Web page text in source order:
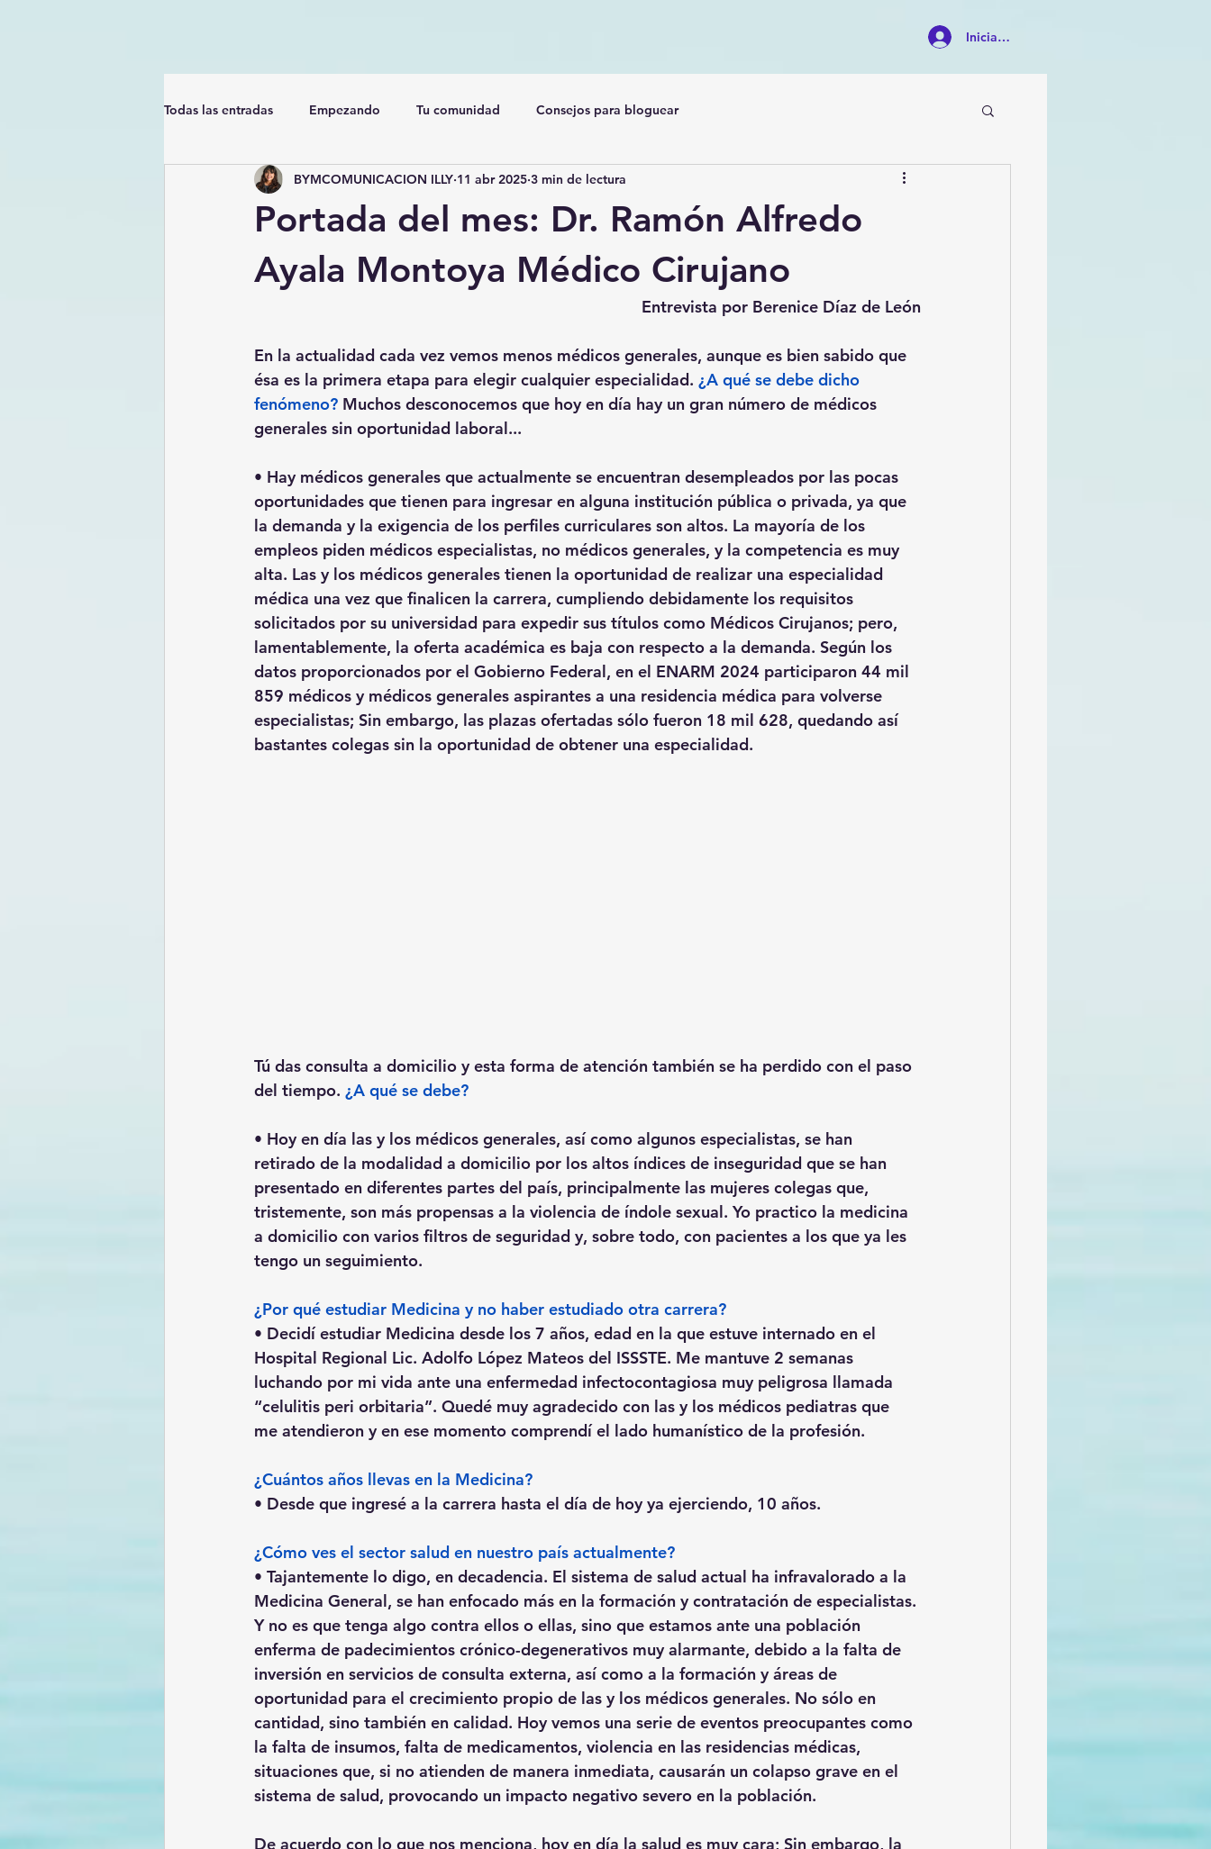
Iniciar sesión
Todas las entradas Empezando Tu comunidad Consejos para bloguear
Portada del mes: Dr. Ramón Alfredo
Ayala Montoya Médico Cirujano
BYMCOMUNICACION ILLY 11 abr 2025 3 min de lectura
Entrevista por Berenice Díaz de León
En la actualidad cada vez vemos menos médicos generales, aunque es bien sabido que
ésa es la primera etapa para elegir cualquier especialidad. ¿A qué se debe dicho
fenómeno? Muchos desconocemos que hoy en día hay un gran número de médicos
generales sin oportunidad laboral...
• Hay médicos generales que actualmente se encuentran desempleados por las pocas
oportunidades que tienen para ingresar en alguna institución pública o privada, ya que
la demanda y la exigencia de los perfiles curriculares son altos. La mayoría de los
empleos piden médicos especialistas, no médicos generales, y la competencia es muy
alta. Las y los médicos generales tienen la oportunidad de realizar una especialidad
médica una vez que finalicen la carrera, cumpliendo debidamente los requisitos
solicitados por su universidad para expedir sus títulos como Médicos Cirujanos; pero,
lamentablemente, la oferta académica es baja con respecto a la demanda. Según los
datos proporcionados por el Gobierno Federal, en el ENARM 2024 participaron 44 mil
859 médicos y médicos generales aspirantes a una residencia médica para volverse
especialistas; Sin embargo, las plazas ofertadas sólo fueron 18 mil 628, quedando así
bastantes colegas sin la oportunidad de obtener una especialidad.
Tú das consulta a domicilio y esta forma de atención también se ha perdido con el paso
del tiempo. ¿A qué se debe?
• Hoy en día las y los médicos generales, así como algunos especialistas, se han
retirado de la modalidad a domicilio por los altos índices de inseguridad que se han
presentado en diferentes partes del país, principalmente las mujeres colegas que,
tristemente, son más propensas a la violencia de índole sexual. Yo practico la medicina
a domicilio con varios filtros de seguridad y, sobre todo, con pacientes a los que ya les
tengo un seguimiento.
¿Por qué estudiar Medicina y no haber estudiado otra carrera?
• Decidí estudiar Medicina desde los 7 años, edad en la que estuve internado en el
Hospital Regional Lic. Adolfo López Mateos del ISSSTE. Me mantuve 2 semanas
luchando por mi vida ante una enfermedad infectocontagiosa muy peligrosa llamada
“celulitis peri orbitaria”. Quedé muy agradecido con las y los médicos pediatras que
me atendieron y en ese momento comprendí el lado humanístico de la profesión.
¿Cuántos años llevas en la Medicina?
• Desde que ingresé a la carrera hasta el día de hoy ya ejerciendo, 10 años.
¿Cómo ves el sector salud en nuestro país actualmente?
• Tajantemente lo digo, en decadencia. El sistema de salud actual ha infravalorado a la
Medicina General, se han enfocado más en la formación y contratación de especialistas.
Y no es que tenga algo contra ellos o ellas, sino que estamos ante una población
enferma de padecimientos crónico-degenerativos muy alarmante, debido a la falta de
inversión en servicios de consulta externa, así como a la formación y áreas de
oportunidad para el crecimiento propio de las y los médicos generales. No sólo en
cantidad, sino también en calidad. Hoy vemos una serie de eventos preocupantes como
la falta de insumos, falta de medicamentos, violencia en las residencias médicas,
situaciones que, si no atienden de manera inmediata, causarán un colapso grave en el
sistema de salud, provocando un impacto negativo severo en la población.
De acuerdo con lo que nos menciona, hoy en día la salud es muy cara; Sin embargo, la